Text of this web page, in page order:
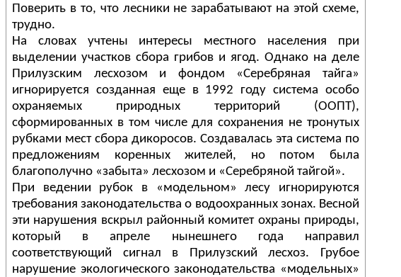
Поверить в то, что лесники не зарабатывают на этой схеме,
трудно.
На словах учтены интересы местного населения при
выделении участков сбора грибов и ягод. Однако на деле
Прилузским лесхозом и фондом «Серебряная тайга»
игнорируется созданная еще в 1992 году система особо
охраняемых природных территорий (ООПТ),
сформированных в том числе для сохранения не тронутых
рубками мест сбора дикоросов. Создавалась эта система по
предложениям коренных жителей, но потом была
благополучно «забыта» лесхозом и «Серебряной тайгой».
При ведении рубок в «модельном» лесу игнорируются
требования законодательства о водоохранных зонах. Весной
эти нарушения вскрыл районный комитет охраны природы,
который в апреле нынешнего года направил
соответствующий сигнал в Прилузский лесхоз. Грубое
нарушение экологического законодательства «модельных»